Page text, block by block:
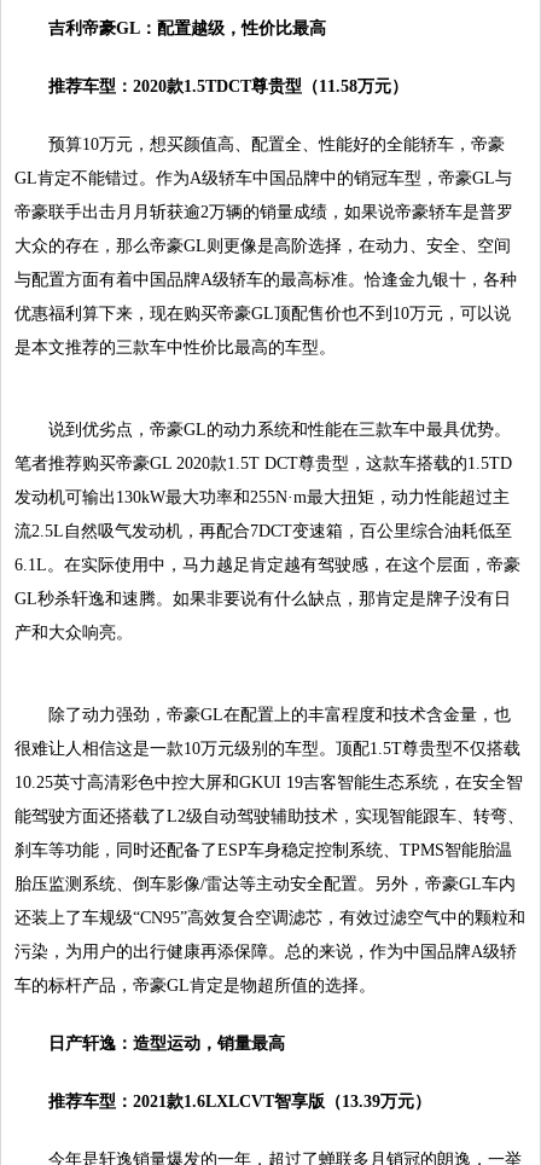
吉利帝豪GL ： 配置越级，性价比最高
推荐车型：2020款1.5TDCT尊贵型 （11.58万元）
预算10万元，想买颜值高、配置全、性能好的全能轿车，帝豪
GL肯定不能错过。作为A级轿车中国品牌中的销冠车型，帝豪GL与
帝豪联手出击月月斩获逾2万辆的销量成绩，如果说帝豪轿车是普罗
大众的存在，那么帝豪GL则更像是高阶选择，在动力、安全、空间
与配置方面有着中国品牌A级轿车的最高标准。恰逢金九银十，各种
优惠福利算下来，现在购买帝豪GL顶配售价也不到10万元，可以说
是本文推荐的三款车中性价比最高的车型。
说到优劣点，帝豪GL的动力系统和性能在三款车中最具优势。
笔者推荐购买帝豪GL 2020款1.5T DCT尊贵型，这款车搭载的1.5TD
发动机可输出130kW最大功率和255N·m最大扭矩，动力性能超过主
流2.5L自然吸气发动机，再配合7DCT变速箱，百公里综合油耗低至
6.1L。在实际使用中，马力越足肯定越有驾驶感，在这个层面，帝豪
GL秒杀轩逸和速腾。如果非要说有什么缺点，那肯定是牌子没有日
产和大众响亮。
除了动力强劲，帝豪GL在配置上的丰富程度和技术含金量，也
很难让人相信这是一款10万元级别的车型。顶配1.5T尊贵型不仅搭载
10.25英寸高清彩色中控大屏和GKUI 19吉客智能生态系统，在安全智
能驾驶方面还搭载了L2级自动驾驶辅助技术，实现智能跟车、转弯、
刹车等功能，同时还配备了ESP车身稳定控制系统、TPMS智能胎温
胎压监测系统、倒车影像/雷达等主动安全配置。另外，帝豪GL车内
还装上了车规级“CN95”高效复合空调滤芯，有效过滤空气中的颗粒和
污染，为用户的出行健康再添保障。总的来说，作为中国品牌A级轿
车的标杆产品，帝豪GL肯定是物超所值的选择。
日产轩逸 ：造型运动，销量最高
推荐车型：2021款1.6LXLCVT智享版（13.39万元）
今年是轩逸销量爆发的一年，超过了蝉联多月销冠的朗逸，一举